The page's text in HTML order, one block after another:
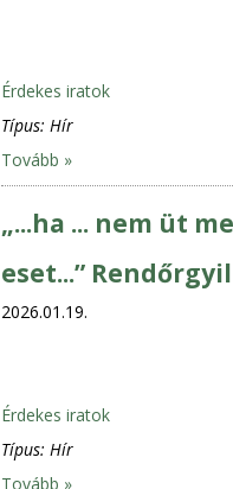
Érdekes iratok
Típus: Hír
Tovább »
„...ha ... nem üt
eset...”
2026.01.19.
Érdekes iratok
Típus: Hír
Tovább »